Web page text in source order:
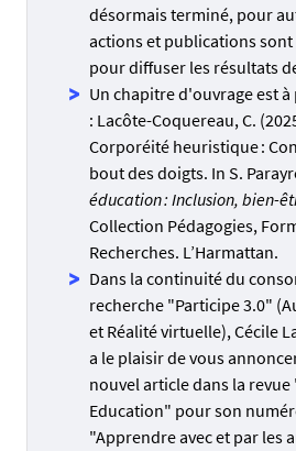
désormais terminé, pour
actions et publications
pour diffuser les résultats
Un chapitre d'ouvrage est
: Lacôte-Coquereau, C.
Corporéité heuristique :
bout des doigts. In S.
éducation : Inclusion, bien-
Collection Pédagogies,
Recherches. L’Harmattan.
Dans la continuité du
recherche "Participe 3.0"
et Réalité virtuelle), Cécile
a le plaisir de vous
nouvel article dans la revue
Education" pour son
"Apprendre avec et par les